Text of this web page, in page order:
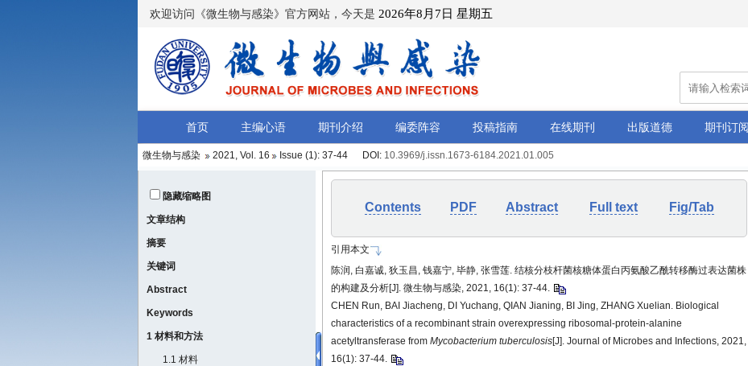
微生物与感染 2021, Vol. 16 Issue (1): 37-44 DOI: 10.3969/j.issn.1673-6184.2021.01.005
隐藏缩略图
文章结构
摘要
关键词
Abstract
Keywords
1 材料和方法
1.1 材料
Contents PDF Abstract Full text Fig/Tab
引用本文
陈润, 白嘉诚, 狄玉昌, 钱嘉宁, 毕静, 张雪莲. 结核分枝杆菌核糖体蛋白丙氨酸乙酰转移酶过表达菌株
的构建及分析[J]. 微生物与感染, 2021, 16(1): 37-44.
CHEN Run, BAI Jiacheng, DI Yuchang, QIAN Jianing, BI Jing, ZHANG Xuelian. Biological
characteristics of a recombinant strain overexpressing ribosomal-protein-alanine
acetyltransferase from Mycobacterium tuberculosis[J]. Journal of Microbes and Infections, 2021,
16(1): 37-44.